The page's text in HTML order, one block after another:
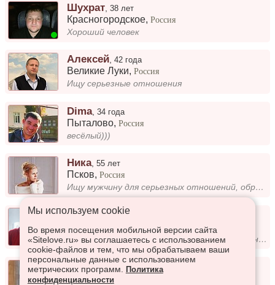
Шухрат ,38 лет
Красногородское,Россия
Хороший человек
Алексей,42 года
Великие Луки,Россия
Ищу серьезные отношения
Dima,34 года
Пыталово,Россия
весёлый)))
Ника,55 лет
Псков,Россия
Ищу мужчину для серьезных отношений, образованного, обеспеченного, равнодушного к алкоголю, рост от 176
Александр,59 лет
Псков,Россия
Ищу спутницу жизни с близкой системой ценностей, подробности при общении (Ищу среди серой я массы Одну свою женщину – в...
Анита,28 лет
Псков,Россия
Мы используем сookie
Во время посещения мобильной версии сайта
«Sitelove.ru» вы соглашаетесь с использованием
cookie-файлов и тем, что мы обрабатываем ваши
персональные данные с использованием
метрических программ.
Политика
конфиденциальности